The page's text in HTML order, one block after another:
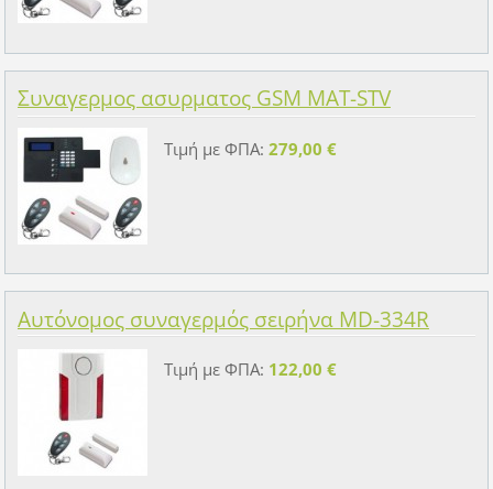
Συναγερμος ασυρματος GSM MAT-STV
Τιμή με ΦΠΑ: 279,00 €
Αυτόνομος συναγερμός σειρήνα MD-334R
Τιμή με ΦΠΑ: 122,00 €